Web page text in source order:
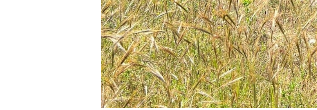
Tous és un referent de la nova generació de pagesos de